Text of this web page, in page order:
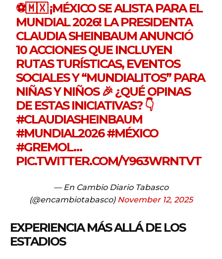
⚽🇲🇽 ¡MÉXICO SE ALISTA PARA EL
MUNDIAL 2026! LA PRESIDENTA
CLAUDIA SHEINBAUM ANUNCIÓ
10 ACCIONES QUE INCLUYEN
RUTAS TURÍSTICAS, EVENTOS
SOCIALES Y “MUNDIALITOS” PARA
NIÑAS Y NIÑOS 🎉 ¿QUÉ OPINAS
DE ESTAS INICIATIVAS? 👇
#CLAUDIASHEINBAUM
#MUNDIAL2026#MÉXICO
#GREMOL…
PIC.TWITTER.COM/Y963WRNTVT
— En Cambio Diario Tabasco
(@encambiotabasco) November 12, 2025
EXPERIENCIA MÁS ALLÁ DE LOS
ESTADIOS